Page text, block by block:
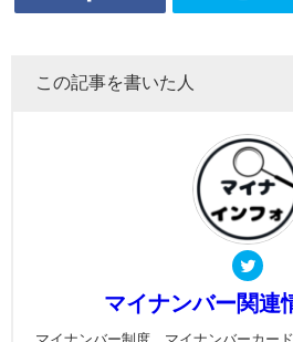
この記事を書いた人
マイナンバー関連